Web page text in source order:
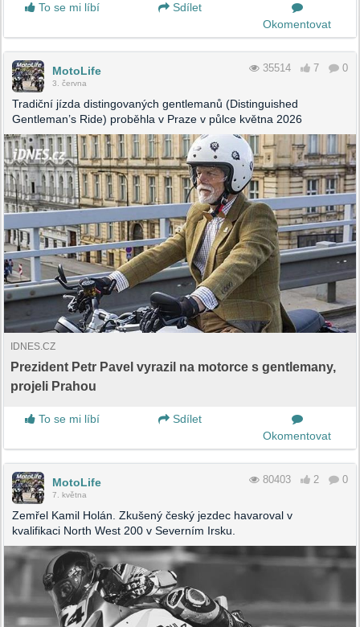
To se mi líbí
Sdílet
Okomentovat
MotoLife
3. června
35514 7 0
Tradiční jízda distingovaných gentlemanů (Distinguished
Gentleman’s Ride) proběhla v Praze v půlce května 2026
IDNES.CZ
Prezident Petr Pavel vyrazil na motorce s gentlemany,
projeli Prahou
To se mi líbí
Sdílet
Okomentovat
MotoLife
7. května
80403 2 0
Zemřel Kamil Holán. Zkušený český jezdec havaroval v
kvalifikaci North West 200 v Severním Irsku.